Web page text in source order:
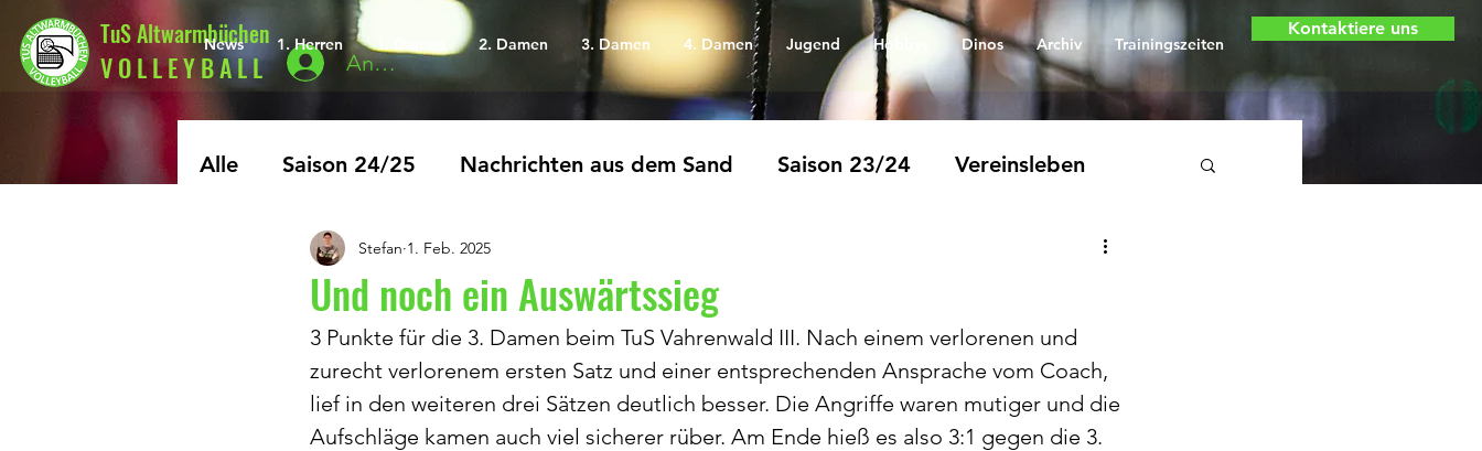
TuS Altwarmbüchen
V O L L E Y B A L L Anmelden
News 1. Herren 1. Damen 2. Damen 3. Damen 4. Damen Jugend Hobbys Dinos Archiv Trainingszeiten
Kontaktiere uns
Alle Saison 24/25 Nachrichten aus dem Sand Saison 23/24 Vereinsleben
Saison 25/26
Und noch ein Auswärtssieg
Stefan 1. Feb. 2025
3 Punkte für die 3. Damen beim TuS Vahrenwald III. Nach einem verlorenen und
zurecht verlorenem ersten Satz und einer entsprechenden Ansprache vom Coach,
lief in den weiteren drei Sätzen deutlich besser. Die Angriffe waren mutiger und die
Aufschläge kamen auch viel sicherer rüber. Am Ende hieß es also 3:1 gegen die 3.